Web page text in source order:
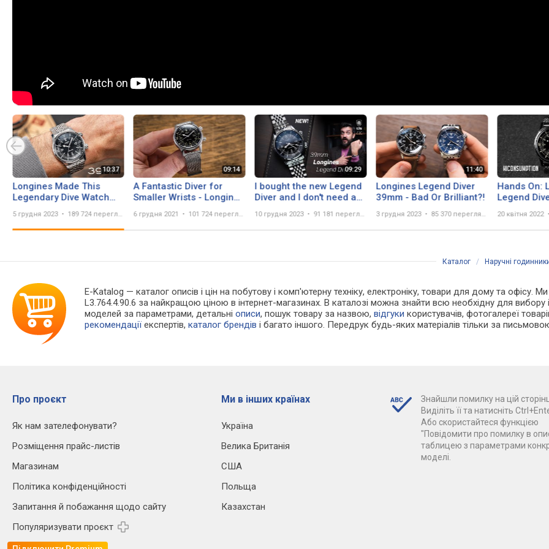
Longines Made This
Legendary Dive Watch
Legend Diver 39mm
5 грудня 2023 189 724 перегляда
A Fantastic Diver for
Smaller Wrists - Longines
6 грудня 2021 101 724 перегляда
I bought the new Legend
Diver and I don't need a
anymore!
10 грудня 2023 91 181 перегляд
Longines Legend Diver
39mm - Bad Or Brilliant?!
3 грудня 2023 85 370 переглядів
Hands On:
Legend
20 квітня 2022
Каталог / Наручні
E-Katalog — каталог описів і цін на побутову і комп'ютерну техніку, електроніку, товари для дому та офісу.
L3.764.4.90.6 за найкращою ціною в інтернет-магазинах. В каталозі можна знайти всю необхідну для
моделей за параметрами, детальніописи, пошук товару за назвою,відгуки користувачів, фотогалереї
рекомендації експертів,каталог брендів і багато іншого. Передрук будь-яких матеріалів тільки за
Про проєкт
Як нам зателефонувати?
Розміщення прайс-листів
Магазинам
Політика конфіденційності
Запитання й побажання щодо сайту
Популяризувати проєкт
Ми в інших країнах
Україна
Велика Британія
США
Польща
Казахстан
Знайшли помилку на цій
Виділіть її та натисніть
Або скористайтеся функцією
"Повідомити про помилку в
таблицею з параметрами
моделі.